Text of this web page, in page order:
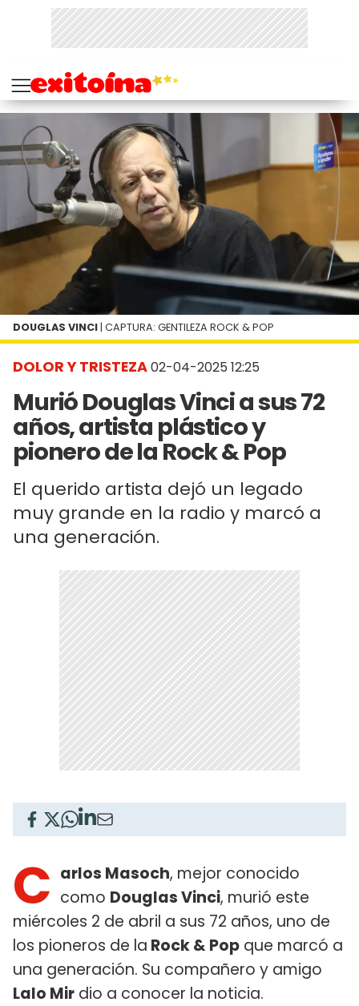
DOLOR Y TRISTEZA02-04-2025 12:25
Murió Douglas Vinci a sus 72
años, artista plástico y
pionero de la Rock & Pop
El querido artista dejó un legado
muy grande en la radio y marcó a
una generación.
DOUGLAS VINCI | CAPTURA: GENTILEZA ROCK & POP
C arlos Masoch, mejor conocido
como Douglas Vinci, murió este
miércoles 2 de abril a sus 72 años, uno de
los pioneros de la Rock & Pop que marcó a
una generación. Su compañero y amigo
Lalo Mir dio a conocer la noticia.